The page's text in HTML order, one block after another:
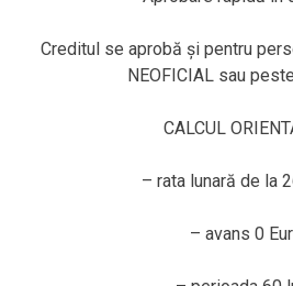
Creditul se aprobă și pentru
NEOFICIAL sau
CALCUL
– rata lunară de la
– avans 0